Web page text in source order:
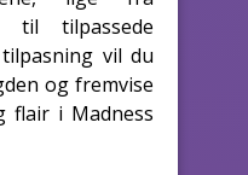
til tilpassede
vil du
og fremvise
flair i Madness